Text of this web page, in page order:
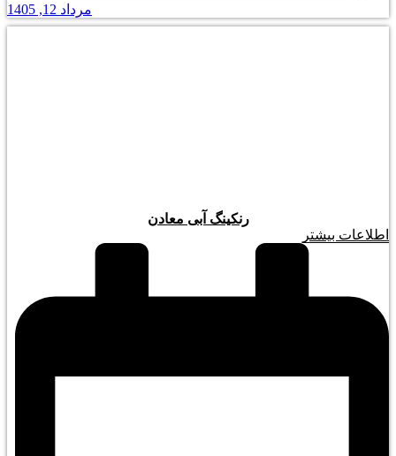
مرداد 12, 1405
رنکینگ آبی معادن
اطلاعات بیشتر